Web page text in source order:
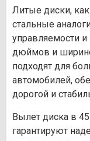
Литые диски,
стальные
управляемости
дюймов и
подходят для
автомобилей,
дорогой и
Вылет диска в
гарантируют